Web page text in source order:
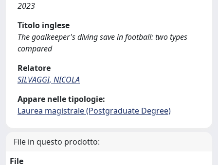
2023
Titolo inglese
The goalkeeper's diving save in football: two types
compared
Relatore
SILVAGGI, NICOLA
Appare nelle tipologie:
Laurea magistrale (Postgraduate Degree)
File in questo prodotto:
File